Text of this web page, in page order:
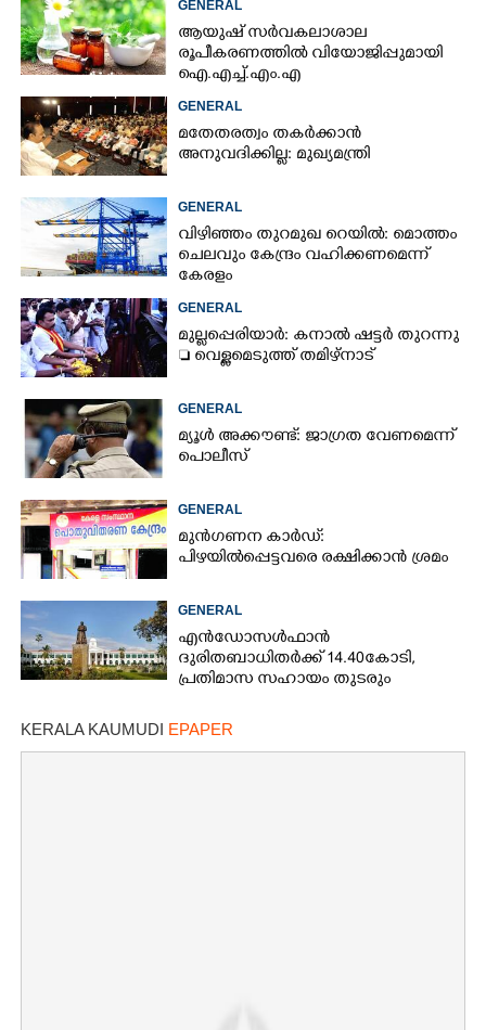
GENERAL
ആയുഷ് സർവകലാശാല
രൂപീകരണത്തിൽ വിയോജിപ്പുമായി
ഐ.എച്ച്.എം.എ
GENERAL
മതേതരത്വം തകർക്കാൻ
അനുവദിക്കില്ല: മുഖ്യമന്ത്രി
GENERAL
വിഴിഞ്ഞം തുറമുഖ റെയിൽ: മൊത്തം
ചെലവും കേന്ദ്രം വഹിക്കണമെന്ന്
കേരളം
GENERAL
മുല്ലപ്പെരിയാർ: കനാൽ ഷട്ടർ തുറന്നു
 വെള്ളമെടുത്ത് തമിഴ്നാട്
GENERAL
മ്യൂൾ അക്കൗണ്ട്: ജാഗ്രത വേണമെന്ന്
പൊലീസ്
GENERAL
മുൻഗണന കാർഡ്:
പിഴയിൽപ്പെട്ടവരെ രക്ഷിക്കാൻ ശ്രമം
GENERAL
എൻഡോസൾഫാൻ
ദുരിതബാധിതർക്ക് 14.40കോടി,
പ്രതിമാസ സഹായം തുടരും
KERALA KAUMUDI EPAPER